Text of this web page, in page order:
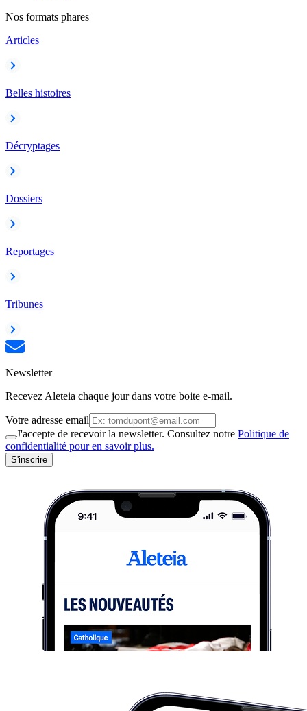
Nos formats phares
Articles
Belles histoires
Décryptages
Dossiers
Reportages
Tribunes
Newsletter
Recevez Aleteia chaque jour dans votre boite e-mail.
Votre adresse email
J'accepte de recevoir la newsletter. Consultez notre Politique de
confidentialité pour en savoir plus.
S'inscrire